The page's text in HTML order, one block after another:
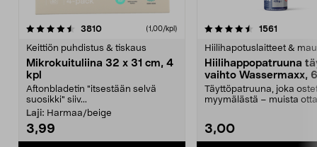
3810arvostelut (1,00/kpl)
Keittiön puhdistus & tiskaus
Mikrokuituliina 32 x 31 cm, 4
kpl
Aftonbladetin "itsestään selvä
suosikki" siiv...
Laji: Harmaa/beige
3,99
4.5viidestä
1561
Hiilihapotuslaitteet &
Hiilihappopatruuna
vaihto Wassermaxx,
Täyttöpatruuna, joka
myymälästä – muista
3,00
4.5viidestä